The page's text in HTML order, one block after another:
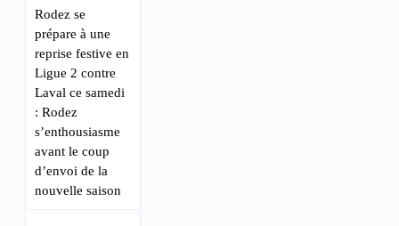
Rodez se
prépare à une
reprise festive en
Ligue 2 contre
Laval ce samedi
: Rodez
s’enthousiasme
avant le coup
d’envoi de la
nouvelle saison